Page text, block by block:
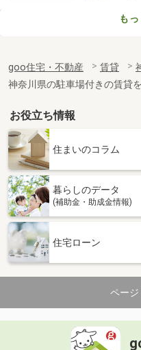
神奈川県川崎市多摩区西
住 所
神
専有面積
神奈川県座間市入谷東２丁
住 所
神
専有面積
間取り
1K
神奈川県横浜市鶴見区駒
価 格
住 所
神
専有面積
神奈川県横浜市青葉区美
も
goo住宅・不動産 賃貸
神奈川県の駐車場付きの賃貸
お役立ち情報
住まいのコラム
暮らしのデータ
(補助金・助成金情報)
住宅ローン
ページ